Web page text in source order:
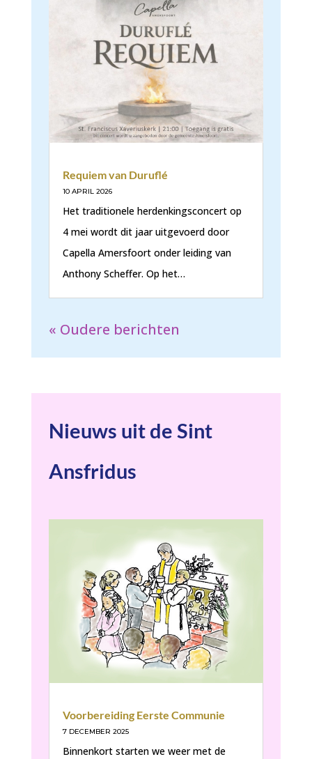
Requiem van Duruflé
10 APRIL 2026
Het traditionele herdenkingsconcert op
4 mei wordt dit jaar uitgevoerd door
Capella Amersfoort onder leiding van
Anthony Scheffer. Op het…
« Oudere berichten
Nieuws uit de Sint
Ansfridus
Voorbereiding Eerste Communie
7 DECEMBER 2025
Binnenkort starten we weer met de